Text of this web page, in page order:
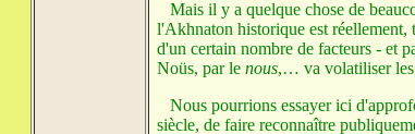
Mais il y a quelque chose de
l'Akhnaton historique est réellement,
d'un certain nombre de facteurs - et
Noüs, par le nous,… va volatiliser les
Nous pourrions essayer ici
siècle, de faire reconnaître